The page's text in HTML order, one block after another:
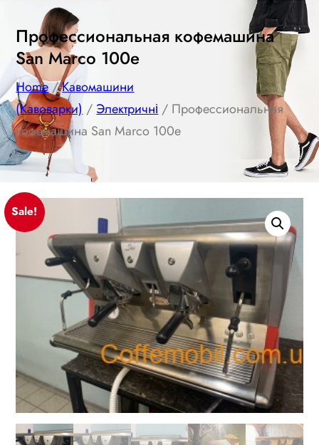
Профессиональная кофемашина
San Marco 100e
Home/Кавомашини
(Кавоварки) / Электричні / Профессиональная
кофемашина San Marco 100e
Sale!